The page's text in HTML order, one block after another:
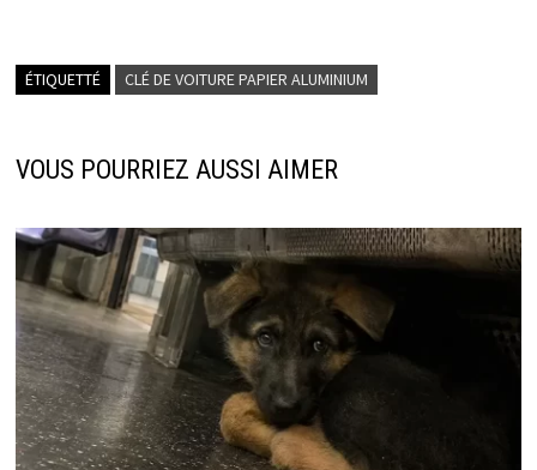
o
k
n
r
dI sA
p
ÉTIQUETTÉ CLÉ DE VOITURE PAPIER ALUMINIUM
VOUS POURRIEZ AUSSI AIMER